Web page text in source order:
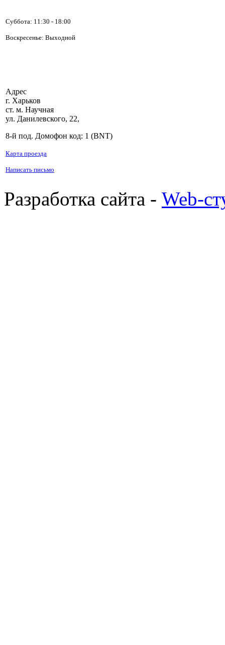
Суббота: 11:30 - 18:00
Воскресенье: Выходной
Адрес
г. Харьков
ст. м. Научная
ул. Данилевского, 22,
8-й под. Домофон код: 1 (BNT)
Карта проезда
Написать письмо
Разработка сайта - Web-